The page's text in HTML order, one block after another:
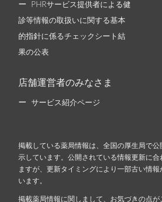
PHRサービス提供者による健
診等情報の取扱いに関する基本
的指針に係るチェックシート結
果の公表
店舗運営者のみなさま
サービス紹介ページ
掲載している薬局情報は、全国の厚生局で
示しています。公開されている情報更新に
ますが、更新タイミングにより一部古い情
います。
掲載薬局情報に関しまして、お気づきの点